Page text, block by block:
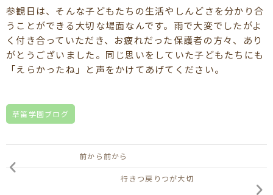
参観日は、そんな子どもたちの生活やしんどさを分かり合
うことができる大切な場面なんです。雨で大変でしたがよ
く付き合っていただき、お疲れだった保護者の方々、あり
がとうございました。同じ思いをしていた子どもたちにも
「えらかったね」と声をかけてあげてください。
草笛学園ブログ
前から前から
行きつ戻りつが大切